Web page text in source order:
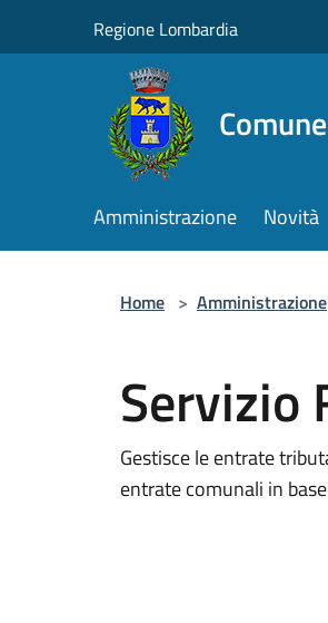
Regione Lombardia
Amministrazione Novità
Home > Amministrazione
Servizio
Gestisce le entrate
entrate comunali in